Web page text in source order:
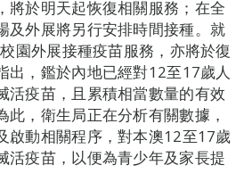
將於明天起恢復相關服務；在全
及外展將另行安排時間接種。就
園外展接種疫苗服務，亦將於復
出，鑑於內地已經對12至17歲人
活疫苗，且累積相當數量的有效
此，衛生局正在分析有關數據，
啟動相關程序，對本澳12至17歲
活疫苗，以便為青少年及家長提